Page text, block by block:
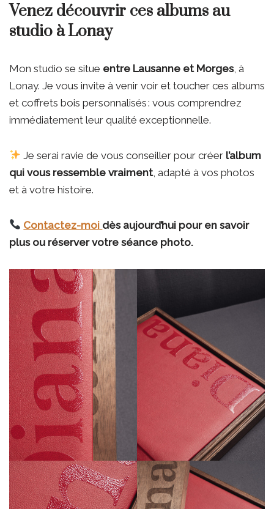
Venez découvrir ces albums au
studio à Lonay
Mon studio se situe entre Lausanne et Morges, à
Lonay. Je vous invite à venir voir et toucher ces albums
et coffrets bois personnalisés : vous comprendrez
immédiatement leur qualité exceptionnelle.
Je serai ravie de vous conseiller pour créer l’album
qui vous ressemble vraiment, adapté à vos photos
et à votre histoire.
Contactez-moi dès aujourd’hui pour en savoir
plus ou réserver votre séance photo.